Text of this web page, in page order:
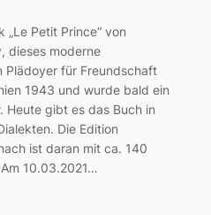
„Le Petit Prince“ von
dieses moderne
Plädoyer für Freundschaft
1943 und wurde bald ein
Heute gibt es das Buch in
Die Edition
ist daran mit ca. 140
10.03.2021…